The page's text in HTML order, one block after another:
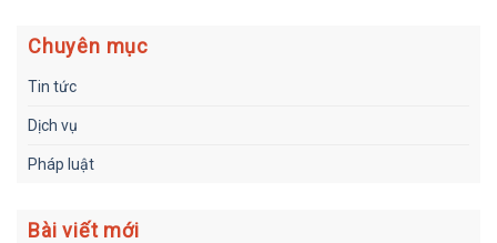
Chuyên mục
Tin tức
Dịch vụ
Pháp luật
Bài viết mới